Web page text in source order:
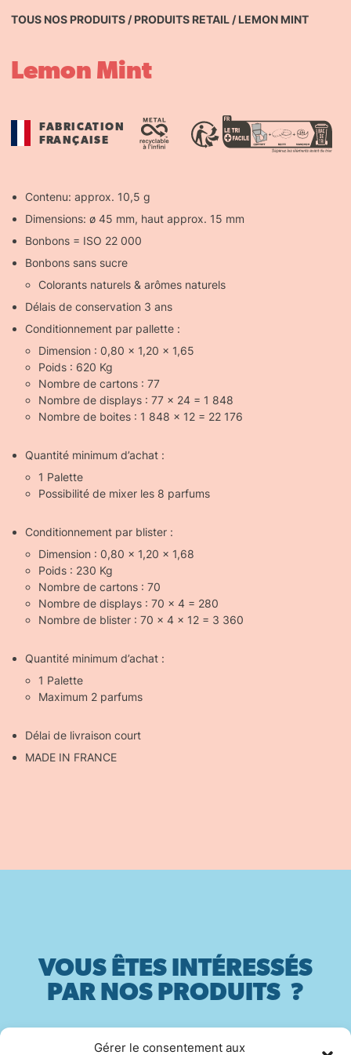
Gérer le consentement aux
TOUS NOS PRODUITS /PRODUITS RETAIL /LEMON MINT
Lemon Mint
FABRICATION
FRANÇAISE
Contenu: approx. 10,5 g
Dimensions: ø 45 mm, haut approx. 15 mm
Bonbons = ISO 22 000
Bonbons sans sucre
Colorants naturels & arômes naturels
Délais de conservation 3 ans
Conditionnement par pallette :
Dimension : 0,80 x 1,20 x 1,65
Poids : 620 Kg
Nombre de cartons : 77
Nombre de displays : 77 x 24 = 1 848
Nombre de boites : 1 848 x 12 = 22 176
Quantité minimum d’achat :
1 Palette
Possibilité de mixer les 8 parfums
Conditionnement par blister :
Dimension : 0,80 x 1,20 x 1,68
Poids : 230 Kg
Nombre de cartons : 70
Nombre de displays : 70 x 4 = 280
Nombre de blister : 70 x 4 x 12 = 3 360
Quantité minimum d’achat :
1 Palette
Maximum 2 parfums
Délai de livraison court
MADE IN FRANCE
VOUS ÊTES INTÉRESSÉS
PAR NOS PRODUITS ?